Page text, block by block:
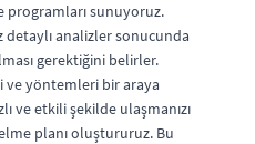
programları sunuyoruz.
detaylı analizler sonucunda
gerektiğini belirler.
ve yöntemleri bir araya
ve etkili şekilde ulaşmanızı
planı oluştururuz. Bu